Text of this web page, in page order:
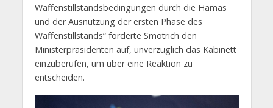
Waffenstillstandsbedingungen durch die Hamas
und der Ausnutzung der ersten Phase des
Waffenstillstands“ forderte Smotrich den
Ministerpräsidenten auf, unverzüglich das Kabinett
einzuberufen, um über eine Reaktion zu
entscheiden.